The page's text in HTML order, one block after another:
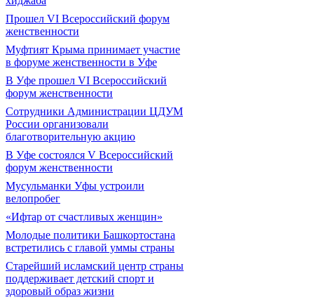
Прошел VI Всероссийский форум
женственности
Муфтият Крыма принимает участие
в форуме женственности в Уфе
В Уфе прошел VI Всероссийский
форум женственности
Сотрудники Администрации ЦДУМ
России организовали
благотворительную акцию
В Уфе состоялся V Всероссийский
форум женственности
Мусульманки Уфы устроили
велопробег
«Ифтар от счастливых женщин»
Молодые политики Башкортостана
встретились с главой уммы страны
Старейший исламский центр страны
поддерживает детский спорт и
здоровый образ жизни